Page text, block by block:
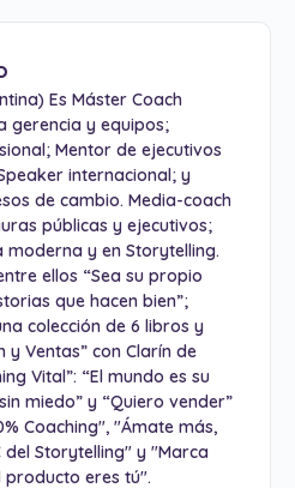
Es Máster Coach
gerencia y equipos;
Mentor de ejecutivos
internacional; y
de cambio. Media-coach
públicas y ejecutivos;
y en Storytelling.
ellos “Sea su propio
que hacen bien”;
colección de 6 libros y
y Ventas” con Clarín de
Vital”: “El mundo es su
miedo” y “Quiero vender”
Coaching", "Ámate más,
del Storytelling" y "Marca
producto eres tú".